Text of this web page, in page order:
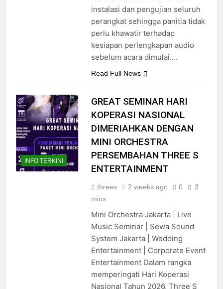
lebih awal untuk melakukan
instalasi dan pengujian seluruh
perangkat sehingga panitia tidak
perlu khawatir terhadap
kesiapan perlengkapan audio
INFO TERKINI
GREAT SEMINAR HARI
KOPERASI NASIONAL
DIMERIAHKAN DENGAN
MINI ORCHESTRA
PERSEMBAHAN THREE S
threes
Mini Orchestra Jakarta | Live
Music Seminar | Sewa Sound
System Jakarta | Wedding
Entertainment | Corporate Event
Entertainment Dalam rangka
memperingati Hari Koperasi